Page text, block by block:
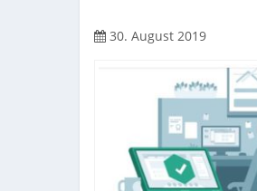
30. August 2019